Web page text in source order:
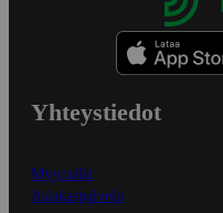
Yhteystiedot
Myymälät
Asiakaspalvelu